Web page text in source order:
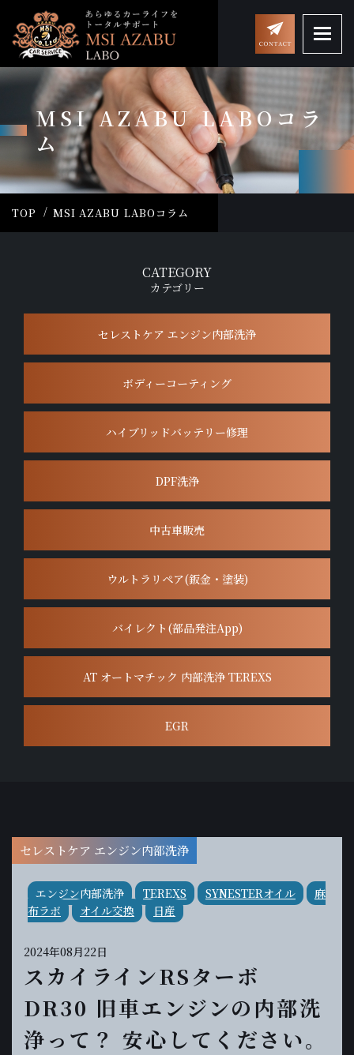
MSI AZABU LABOコラ
ム
TOP MSI AZABU LABOコラム
CATEGORY
カテゴリー
セレストケア エンジン内部洗浄
ボディーコーティング
ハイブリッドバッテリー修理
DPF洗浄
中古車販売
ウルトラリペア(鈑金・塗装)
バイレクト(部品発注App)
AT オートマチック 内部洗浄 TEREXS
EGR
セレストケア エンジン内部洗浄
エンジン内部洗浄 TEREXS SYNESTERオイル
麻
布ラボ
オイル交換 日産
2024年08月22日
スカイラインRSターボ
DR30 旧車エンジンの内部洗
浄って？ 安心してください。